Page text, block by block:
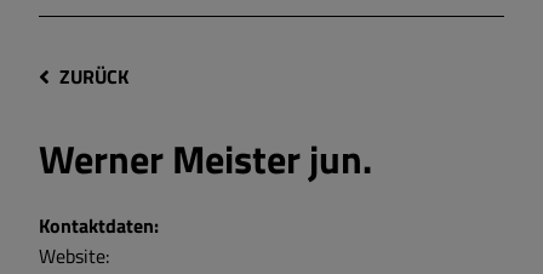
ZURÜCK
Werner Meister jun.
Kontaktdaten:
Website: